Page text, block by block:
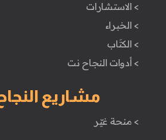
> الاستشارات
> الخبراء
> الكتَاب
> أدوات النجاح نت
مشاريع
> منحة غيّر